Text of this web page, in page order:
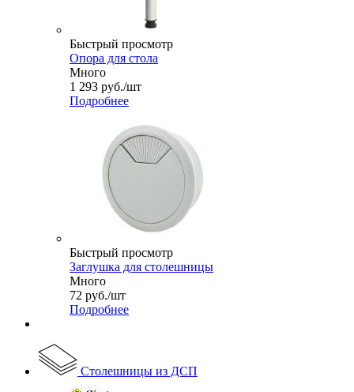
Быстрый просмотр
Опора для стола
Много
1 293 руб./шт
Подробнее
Быстрый просмотр
Заглушка для столешницы
Много
72 руб./шт
Подробнее
Столешницы из ДСП